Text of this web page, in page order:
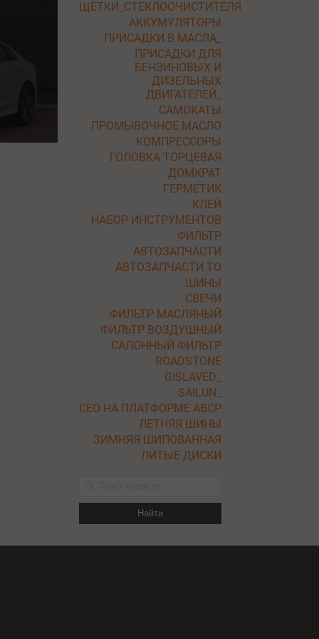
ЩЁТКИ_СТЕКЛООЧИСТИТЕЛЯ
АККУМУЛЯТОРЫ
ПРИСАДКИ В МАСЛА_
ПРИСАДКИ ДЛЯ
БЕНЗИНОВЫХ И
ДИЗЕЛЬНЫХ
ДВИГАТЕЛЕЙ_
САМОКАТЫ
ПРОМЫВОЧНОЕ МАСЛО
КОМПРЕССОРЫ
ГОЛОВКА ТОРЦЕВАЯ
ДОМКРАТ
ГЕРМЕТИК
КЛЕЙ
НАБОР ИНСТРУМЕНТОВ
ФИЛЬТР
АВТОЗАПЧАСТИ
АВТОЗАПЧАСТИ ТО
ШИНЫ
СВЕЧИ
ФИЛЬТР МАСЛЯНЫЙ
ФИЛЬТР ВОЗДУШНЫЙ
САЛОННЫЙ ФИЛЬТР
ROADSTONE
GISLAVED_
SAILUN_
СЕО НА ПЛАТФОРМЕ ABCP
ЛЕТНЯЯ ШИНЫ
ЗИМНЯЯ ШИПОВАННАЯ
ЛИТЫЕ ДИСКИ
Найти